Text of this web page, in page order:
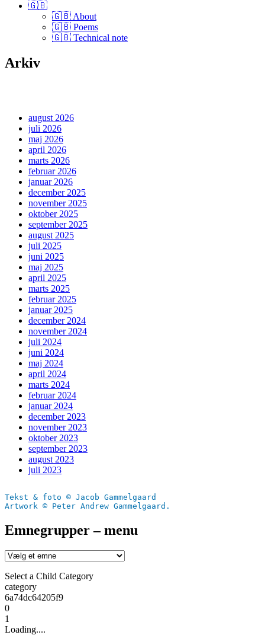
🇬🇧
🇬🇧 About
🇬🇧 Poems
🇬🇧 Technical note
Arkiv
august 2026
juli 2026
maj 2026
april 2026
marts 2026
februar 2026
januar 2026
december 2025
november 2025
oktober 2025
september 2025
august 2025
juli 2025
juni 2025
maj 2025
april 2025
marts 2025
februar 2025
januar 2025
december 2024
november 2024
juli 2024
juni 2024
maj 2024
april 2024
marts 2024
februar 2024
januar 2024
december 2023
november 2023
oktober 2023
september 2023
august 2023
juli 2023
Tekst & foto © Jacob Gammelgaard
Artwork © Peter Andrew Gammelgaard.
Emnegrupper – menu
Select a Child Category
category
6a74dc64205f9
0
1
Loading....